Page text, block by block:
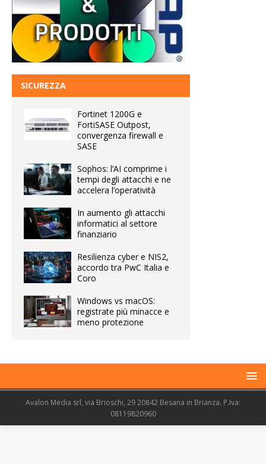
SICUREZZA
Fortinet 1200G e
FortiSASE Outpost,
convergenza firewall e
SASE
Sophos: l’AI comprime i
tempi degli attacchi e ne
accelera l’operatività
In aumento gli attacchi
informatici al settore
finanziario
Resilienza cyber e NIS2,
accordo tra PwC Italia e
Coro
Windows vs macOS:
registrate più minacce e
meno protezione
Avalon Media srl, via Brioschi, 29 20842 Besana in Brianza. P.Iva:
08119820960